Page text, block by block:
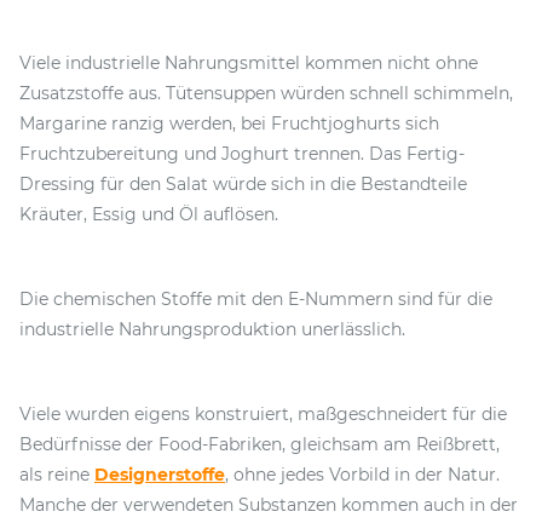
Viele industrielle Nahrungsmittel kommen nicht ohne
Zusatzstoffe aus. Tütensuppen würden schnell schimmeln,
Margarine ranzig werden, bei Fruchtjoghurts sich
Fruchtzubereitung und Joghurt trennen. Das Fertig-
Dressing für den Salat würde sich in die Bestandteile
Kräuter, Essig und Öl auflösen.
Die chemischen Stoffe mit den E-Nummern sind für die
industrielle Nahrungsproduktion unerlässlich.
Viele wurden eigens konstruiert, maßgeschneidert für die
Bedürfnisse der Food-Fabriken, gleichsam am Reißbrett,
als reine Designerstoffe, ohne jedes Vorbild in der Natur.
Manche der verwendeten Substanzen kommen auch in der